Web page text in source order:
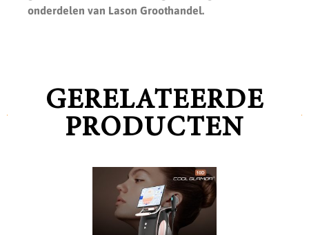
onderdelen van Lason Groothandel.
GERELATEERDE
PRODUCTEN